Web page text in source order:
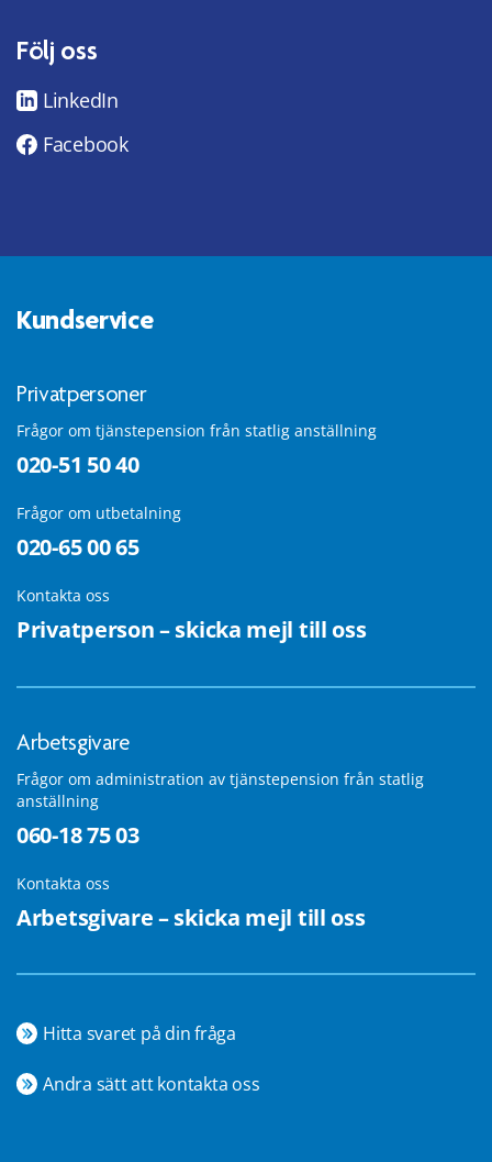
Följ oss
LinkedIn
Facebook
Kundservice
Privatpersoner
Frågor om tjänstepension från statlig anställning
020-51 50 40
Frågor om utbetalning
020-65 00 65
Kontakta oss
Privatperson – skicka mejl till oss
Arbetsgivare
Frågor om administration av tjänstepension från statlig
anställning
060-18 75 03
Kontakta oss
Arbetsgivare – skicka mejl till oss
Hitta svaret på din fråga
Andra sätt att kontakta oss